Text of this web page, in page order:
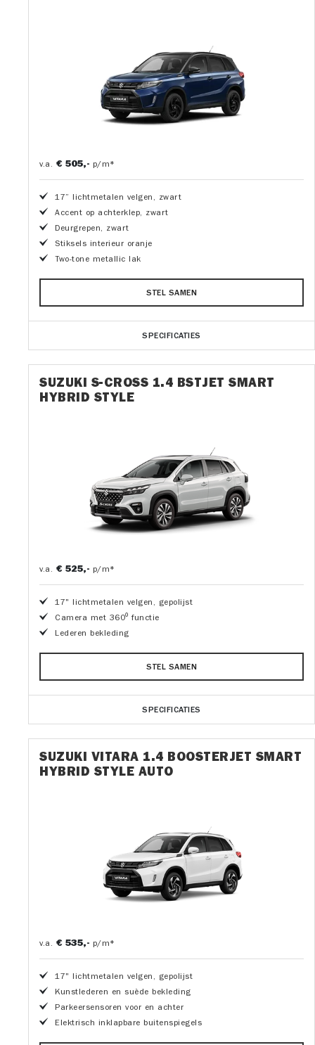
v.a. € 505,- p/m*
17” lichtmetalen velgen, zwart
Accent op achterklep, zwart
Deurgrepen, zwart
Stiksels interieur oranje
Two-tone metallic lak
STEL SAMEN
SPECIFICATIES
SUZUKI S-CROSS 1.4 BSTJET SMART
HYBRID STYLE
v.a. € 525,- p/m*
17" lichtmetalen velgen, gepolijst
Camera met 360⁰ functie
Lederen bekleding
STEL SAMEN
SPECIFICATIES
SUZUKI VITARA 1.4 BOOSTERJET SMART
HYBRID STYLE AUTO
v.a. € 535,- p/m*
17" lichtmetalen velgen, gepolijst
Kunstlederen en suède bekleding
Parkeersensoren voor en achter
Elektrisch inklapbare buitenspiegels